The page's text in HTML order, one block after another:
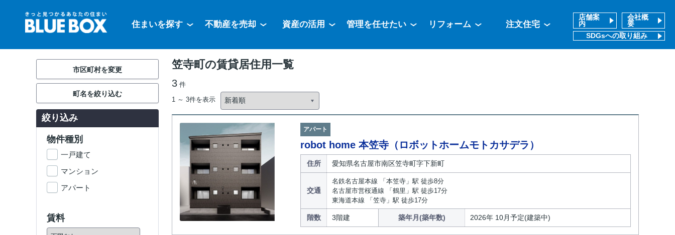
住まいを探す 不動産を売却 資産の活用 管理を任せたい リフォーム 注文住宅
店舗案
内
会社概
要
SDGsへの取り組み
笠寺町の賃貸居住用一覧
3 件
1 ～ 3件を表示
アパート
robot home 本笠寺（ロボットホームモトカサデラ）
住所 愛知県名古屋市南区笠寺町字下新町
交通
名鉄名古屋本線 「本笠寺」駅 徒歩8分
名古屋市営桜通線 「鶴里」駅 徒歩17分
東海道本線 「笠寺」駅 徒歩17分
階数 3階建 築年月(築年数) 2026年 10月予定(建築中)
市区町村を変更
町名を絞り込む
絞り込み
物件種別
一戸建て
マンション
アパート
賃料